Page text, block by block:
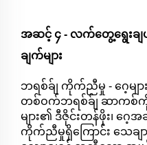
အဆင့် ၄ - လက်တွေ့ရွေး
ချက်များ
ဘရစ်ခ်ျ ကိုက်ညီမှု - ဂေ့မျာ
တစ်ဝက်ဘရစ်ခ်ျ ဆာကစ်ကို
များ၏ ဒီဇိုင်းတန်ဖိုး၊ ဂေ့
ကိုက်ညီမှုရှိကြောင်း သေချာ